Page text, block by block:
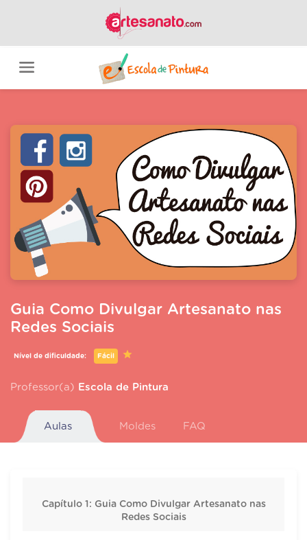
Guia Como Divulgar Artesanato nas
Redes Sociais
Nível de dificuldade: Fácil
Professor(a) Escola de Pintura
Aulas Moldes FAQ
Capítulo 1: Guia Como Divulgar Artesanato nas
Redes Sociais